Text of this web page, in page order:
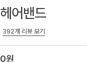
어밴드
392개 리뷰 보기
원